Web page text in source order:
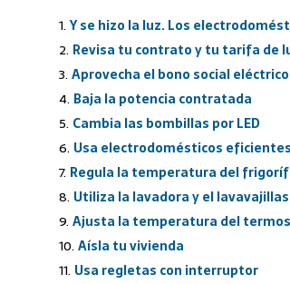
Y se hizo la luz. Los
Revisa tu contrato y tu tarifa de
Aprovecha el bono social eléctrico
Baja la potencia contratada
Cambia las bombillas por LED
Usa electrodomésticos eficientes
Regula la temperatura del
Utiliza la lavadora y el
Ajusta la temperatura del
Aísla tu vivienda
Usa regletas con interruptor